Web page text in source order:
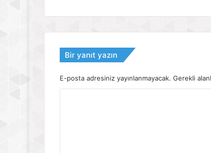
Bir yanıt yazın
E-posta adresiniz yayınlanmayacak. Gerekli